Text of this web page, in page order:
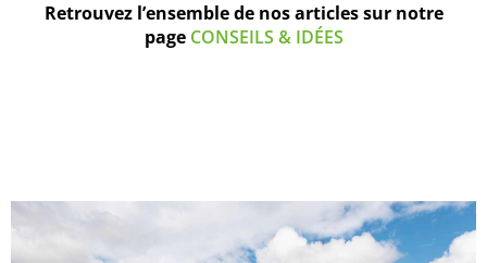
Retrouvez l’ensemble de nos articles sur notre
page CONSEILS & IDÉES